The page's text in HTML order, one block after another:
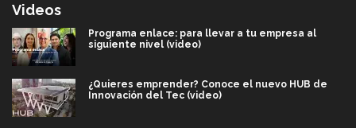
Videos
Programa enlace: para llevar a tu empresa al
siguiente nivel (video)
¿Quieres emprender? Conoce el nuevo HUB de
Innovación del Tec (video)